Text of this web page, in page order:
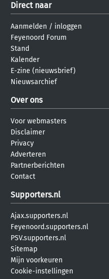
Direct naar
Aanmelden / inloggen
Feyenoord Forum
Stand
Kalender
E-zine (nieuwsbrief)
Nieuwsarchief
Over ons
Voor webmasters
Disclaimer
Privacy
Adverteren
Partnerberichten
Contact
Supporters.nl
Ajax.supporters.nl
Feyenoord.supporters.nl
PSV.supporters.nl
Sitemap
Mijn voorkeuren
Cookie-instellingen